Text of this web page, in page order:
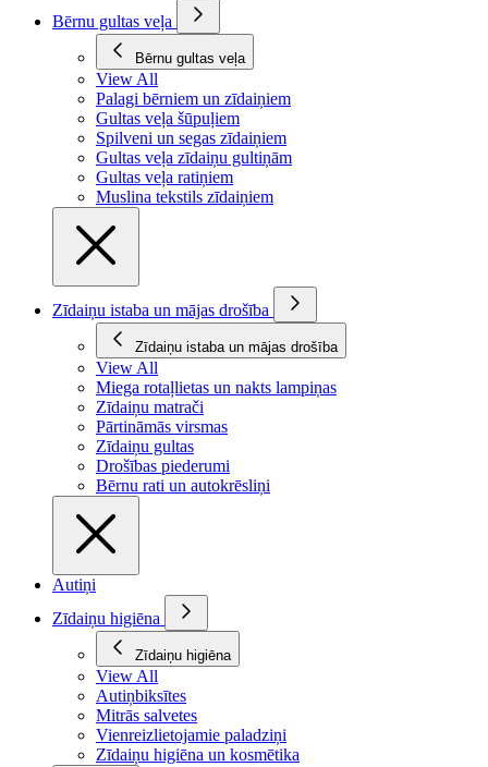
Bērnu gultas veļa
Bērnu gultas veļa
View All
Palagi bērniem un zīdaiņiem
Gultas veļa šūpuļiem
Spilveni un segas zīdaiņiem
Gultas veļa zīdaiņu gultiņām
Gultas veļa ratiņiem
Muslina tekstils zīdaiņiem
Zīdaiņu istaba un mājas drošība
Zīdaiņu istaba un mājas drošība
View All
Miega rotaļlietas un nakts lampiņas
Zīdaiņu matrači
Pārtināmās virsmas
Zīdaiņu gultas
Drošības piederumi
Bērnu rati un autokrēsliņi
Autiņi
Zīdaiņu higiēna
Zīdaiņu higiēna
View All
Autiņbiksītes
Mitrās salvetes
Vienreizlietojamie paladziņi
Zīdaiņu higiēna un kosmētika